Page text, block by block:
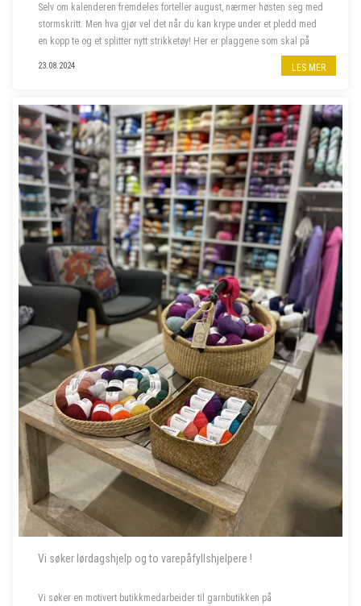
Selv om kalenderen fremdeles forteller august, nærmer høsten seg med
stormskritt. Men hva gjør vel det når du kan krype under et pledd med
en kopp te og et splitter nytt strikketøy! Her er plaggene som skal på
23.08.2024 LES MER
Vi søker lørdagshjelp og to varepåfyllshjelpere !
Vi søker en motivert butikkmedarbeider til garnbutikken på